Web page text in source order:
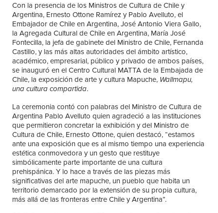
Con la presencia de los Ministros de Cultura de Chile y
Argentina, Ernesto Ottone Ramírez y Pablo Avelluto, el
Embajador de Chile en Argentina, José Antonio Viera Gallo,
la Agregada Cultural de Chile en Argentina, María José
Fontecilla, la jefa de gabinete del Ministro de Chile, Fernanda
Castillo, y las más altas autoridades del ámbito artístico,
académico, empresarial, público y privado de ambos países,
se inauguró en el Centro Cultural MATTA de la Embajada de
Chile, la exposición de arte y cultura Mapuche, Wallmapu,
una cultura compartida.
La ceremonia contó con palabras del Ministro de Cultura de
Argentina Pablo Avelluto quien agradeció a las instituciones
que permitieron concretar la exhibición y del Ministro de
Cultura de Chile, Ernesto Ottone, quien destacó, “estamos
ante una exposición que es al mismo tiempo una experiencia
estética conmovedora y un gesto que restituye
simbólicamente parte importante de una cultura
prehispánica. Y lo hace a través de las piezas más
significativas del arte mapuche, un pueblo que habita un
territorio demarcado por la extensión de su propia cultura,
más allá de las fronteras entre Chile y Argentina”.